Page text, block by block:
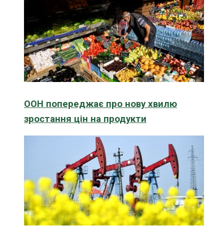
ООН попереджає про нову хвилю
зростання цін на продукти